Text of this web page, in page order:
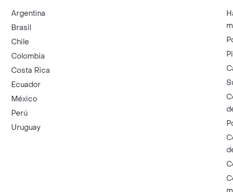
Argentina
Brasil
Chile
Colombia
Costa Rica
Ecuador
México
Perú
Uruguay